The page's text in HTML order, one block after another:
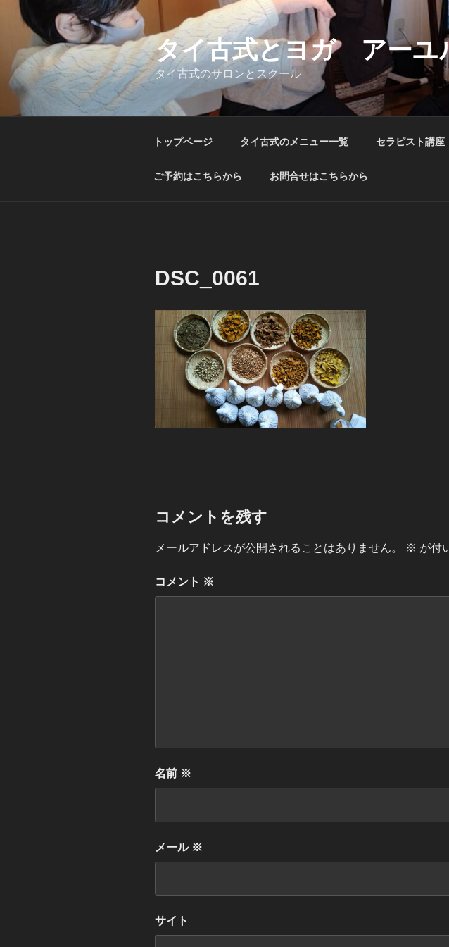
へ
タイ古式とヨガ アーユ
タイ古式のサロンとスクール
トップページ タイ古式のメニュー一覧 セラピスト講座
ご予約はこちらから お問合せはこちらから
DSC_0061
コメントを残す
メールアドレスが公開されることはありません。 ※ が付
コメント ※
名前 ※
メール ※
サイト